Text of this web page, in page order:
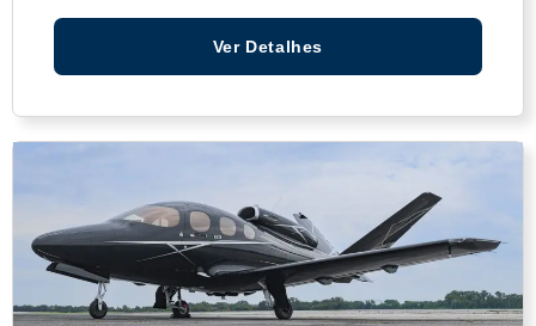
Ver Detalhes